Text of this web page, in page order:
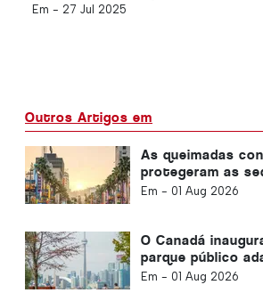
Em - 27 Jul 2025
Outros Artigos em
As queimadas
protegeram as
gigantes
Em - 01 Aug 2026
O Canadá
parque público
pessoas com
Em - 01 Aug 2026